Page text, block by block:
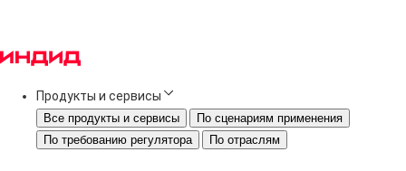
Продукты и сервисы
Все продукты и сервисы
По сценариям применения
По требованию регулятора
По отраслям